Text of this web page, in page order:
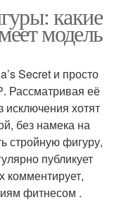
какие
модель
Secret и просто
Рассматривая её
исключения хотят
без намека на
стройную фигуру,
публикует
комментирует,
фитнесом .